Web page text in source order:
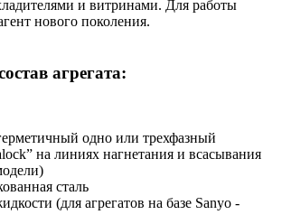
и витринами. Для работы
нового поколения.
агрегата:
одно или трехфазный
на линиях нагнетания и всасывания
сталь
(для агрегатов на базе Sanyo -